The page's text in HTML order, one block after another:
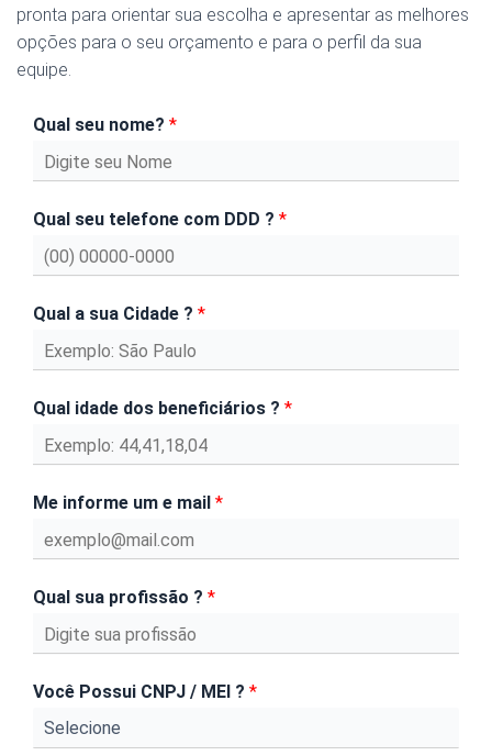
pronta para orientar sua escolha e apresentar as melhores
opções para o seu orçamento e para o perfil da sua
equipe.
Qual seu nome? *
Qual seu telefone com DDD ? *
Qual a sua Cidade ? *
Qual idade dos beneficiários ? *
Me informe um e mail *
Qual sua profissão ? *
Você Possui CNPJ / MEI ? *